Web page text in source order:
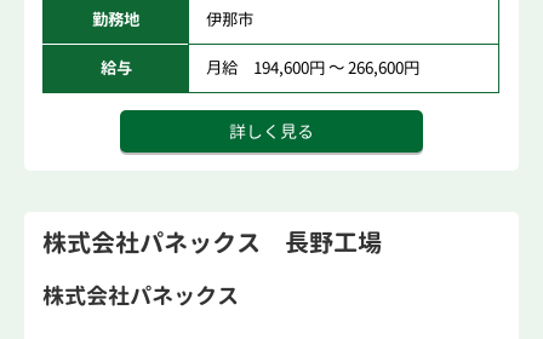
勤務地 伊那市
給与 月給 194,600円 ～ 266,600円
詳しく見る
株式会社パネックス 長野工場
株式会社パネックス